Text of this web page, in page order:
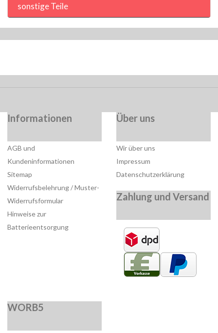
sonstige Teile
Informationen
AGB und
Kundeninformationen
Sitemap
Widerrufsbelehrung / Muster-
Widerrufsformular
Hinweise zur
Batterieentsorgung
Über uns
Wir über uns
Impressum
Datenschutzerklärung
Zahlung und Versand
WORB5